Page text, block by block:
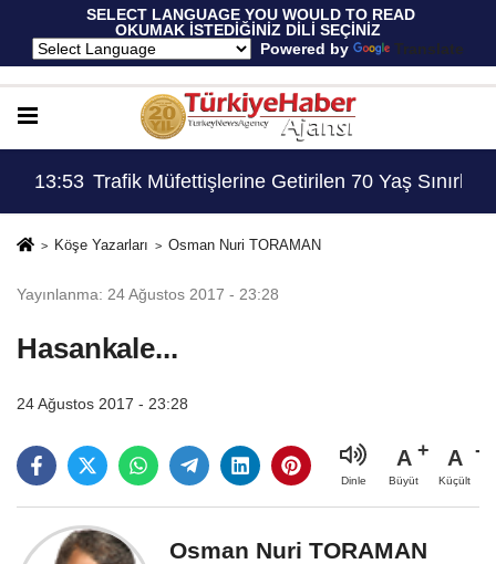
SELECT LANGUAGE YOU WOULD TO READ
OKUMAK İSTEDİĞİNİZ DİLİ SEÇİNİZ
Powered by
Translate
Adil Mi..?
14:13 Trafiği Piste Çevirdiler: 11 Sürücüye Ev
Köşe Yazarları Osman Nuri TORAMAN
Yayınlanma: 24 Ağustos 2017 - 23:28
Hasankale...
24 Ağustos 2017 - 23:28
Dinle
A
Büyüt
A
Küçült
Osman Nuri TORAMAN